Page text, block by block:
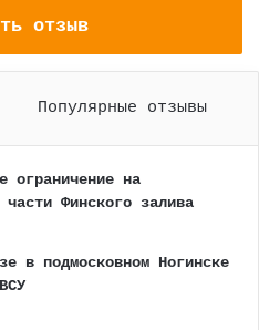
отзыв
Популярные отзывы
ограничение на
Финского залива
в подмосковном Ногинске